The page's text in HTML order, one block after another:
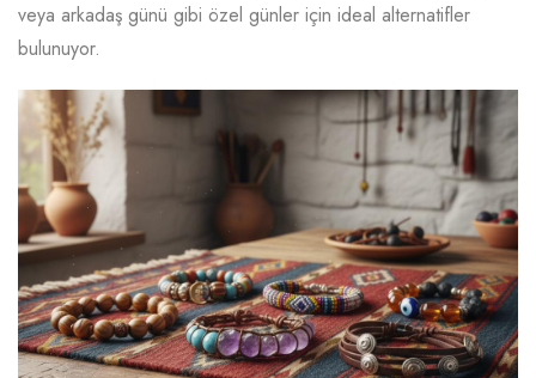
veya arkadaş günü gibi özel günler için ideal alternatifler
bulunuyor.